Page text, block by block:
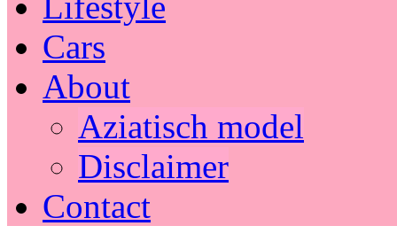
Cars
About
Aziatisch model
Disclaimer
Contact